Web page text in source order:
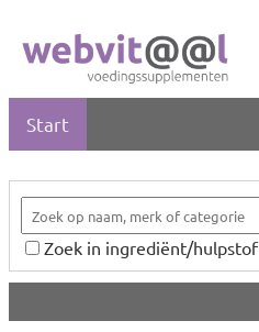
Start
Zoek in ingrediënt/hulpstof